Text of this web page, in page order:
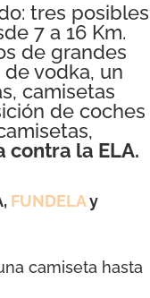
tres posibles
7 a 16 Km.
de grandes
vodka, un
camisetas
de coches
contra la ELA.
FUNDELAy
camiseta hasta